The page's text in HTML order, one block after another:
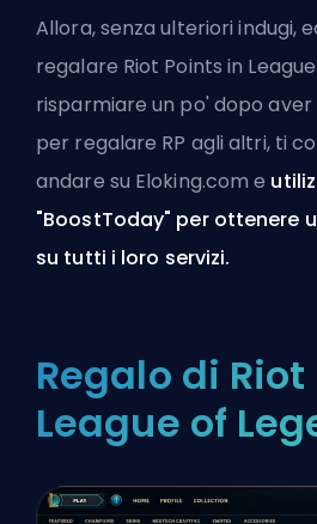
Allora, senza ulteriori indugi,
regalare Riot Points in
risparmiare un po' dopo aver
per regalare RP agli altri, ti
andare su Eloking.com e
"BoostToday" per ottenere
su tutti i loro servizi.
Regalo di
League of